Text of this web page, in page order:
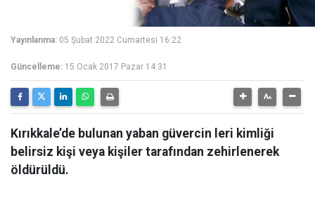
Yayınlanma: 05 Şubat 2022 Cumartesi 16:22
Güncelleme: 15 Ocak 2017 Pazar 14:31
Kırıkkale’de bulunan yaban güvercin leri kimliği
belirsiz kişi veya kişiler tarafından zehirlenerek
öldürüldü.